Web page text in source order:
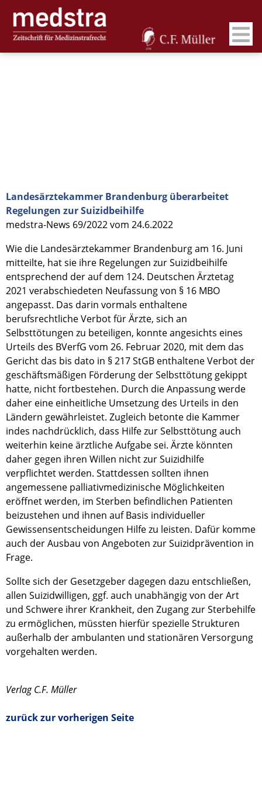
Landesärztekammer Brandenburg überarbeitet
Regelungen zur Suizidbeihilfe
medstra-News 69/2022 vom 24.6.2022
Wie die Landesärztekammer Brandenburg am 16. Juni
mitteilte, hat sie ihre Regelungen zur Suizidbeihilfe
entsprechend der auf dem 124. Deutschen Ärztetag
2021 verabschiedeten Neufassung von § 16 MBO
angepasst. Das darin vormals enthaltene
berufsrechtliche Verbot für Ärzte, sich an
Selbsttötungen zu beteiligen, konnte angesichts eines
Urteils des BVerfG vom 26. Februar 2020, mit dem das
Gericht das bis dato in § 217 StGB enthaltene Verbot der
geschäftsmäßigen Förderung der Selbsttötung gekippt
hatte, nicht fortbestehen. Durch die Anpassung werde
daher eine einheitliche Umsetzung des Urteils in den
Ländern gewährleistet. Zugleich betonte die Kammer
indes nachdrücklich, dass Hilfe zur Selbsttötung auch
weiterhin keine ärztliche Aufgabe sei. Ärzte könnten
daher gegen ihren Willen nicht zur Suizidhilfe
verpflichtet werden. Stattdessen sollten ihnen
angemessene palliativmedizinische Möglichkeiten
eröffnet werden, im Sterben befindlichen Patienten
beizustehen und ihnen auf Basis individueller
Gewissensentscheidungen Hilfe zu leisten. Dafür komme
auch der Ausbau von Angeboten zur Suizidprävention in
Frage.
Sollte sich der Gesetzgeber dagegen dazu entschließen,
allen Suizidwilligen, ggf. auch unabhängig von der Art
und Schwere ihrer Krankheit, den Zugang zur Sterbehilfe
zu ermöglichen, müssten hierfür spezielle Strukturen
außerhalb der ambulanten und stationären Versorgung
vorgehalten werden.
Verlag C.F. Müller
zurück zur vorherigen Seite